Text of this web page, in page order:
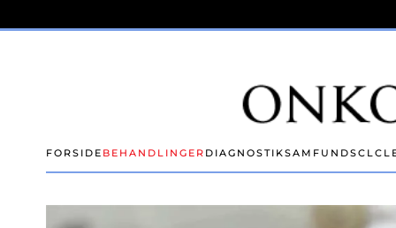
Skip to main content
FORSIDE BEHANDLINGER DIAGNOSTIKSAMFUNDSCLC